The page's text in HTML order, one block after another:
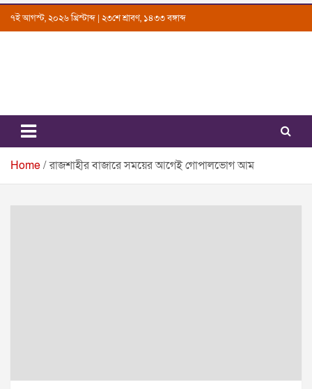
Skip৭ই আগস্ট, ২০২৬ খ্রিস্টাব্দ | ২৩শে শ্রাবণ, ১৪৩৩ বঙ্গাব্দ
Uttarkantho
News Portal
Home রাজশাহীর বাজারে সময়ের আগেই গোপালভোগ আম